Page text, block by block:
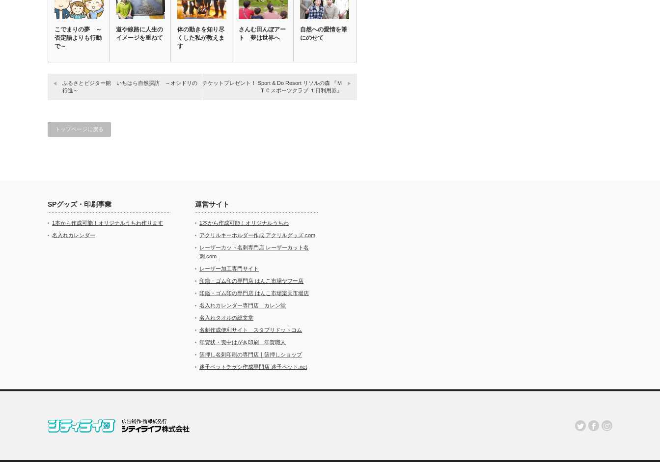
こでまりの夢 ～
否定語よりも行動
で～
道や線路に人生の
イメージを重ねて
体の動きを知り尽
くした私が教えま
す
さんむ田んぼアー
ト 夢は世界へ
自然への愛情を筆
にのせて
ふるさとビジター館 いちはら自然探訪 ～オシドリの
行進～
チケットプレゼント！ Sport & Do Resort リソルの森 『Ｍ
ＴＣスポーツクラブ １日利用券』
トップページに戻る
SPグッズ・印刷事業
1本から作成可能！オリジナルうちわ作ります
名入れカレンダー
運営サイト
1本から作成可能！オリジナルうちわ
アクリルキーホルダー作成 アクリルグッズ.com
レーザーカット名刺専門店 レーザーカット名
刺.com
レーザー加工専門サイト
印鑑・ゴム印の専門店 はんこ市場ヤフー店
印鑑・ゴム印の専門店 はんこ市場楽天市場店
名入れカレンダー専門店 カレン堂
名入れタオルの総文堂
名刺作成便利サイト スタプリドットコム
年賀状・喪中はがき印刷 年賀職人
箔押し名刺印刷の専門店｜箔押しショップ
迷子ペットチラシ作成専門店 迷子ペット.net